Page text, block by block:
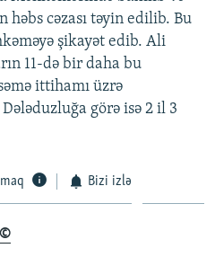
həbs cəzası təyin edilib. Bu
şikayət edib. Ali
11-də bir daha bu
ittihamı üzrə
görə isə 2 il 3
Bizi izlə
©